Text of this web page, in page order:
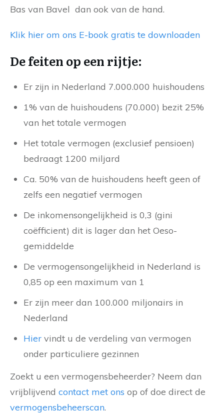
Bas van Bavel dan ook van de hand.
Klik hier om ons E-book gratis te downloaden
De feiten op een rijtje:
Er zijn in Nederland 7.000.000 huishoudens
1% van de huishoudens (70.000) bezit 25%
van het totale vermogen
Het totale vermogen (exclusief pensioen)
bedraagt 1200 miljard
Ca. 50% van de huishoudens heeft geen of
zelfs een negatief vermogen
De inkomensongelijkheid is 0,3 (gini
coëfficient) dit is lager dan het Oeso-
gemiddelde
De vermogensongelijkheid in Nederland is
0,85 op een maximum van 1
Er zijn meer dan 100.000 miljonairs in
Nederland
Hier vindt u de verdeling van vermogen
onder particuliere gezinnen
Zoekt u een vermogensbeheerder? Neem dan
vrijblijvend contact met ons op of doe direct de
vermogensbeheerscan.